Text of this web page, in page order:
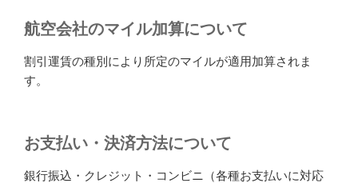
航空会社のマイル加算について
割引運賃の種別により所定のマイルが適用加算されま
す。
お支払い・決済方法について
銀行振込・クレジット・コンビニ（各種お支払いに対応